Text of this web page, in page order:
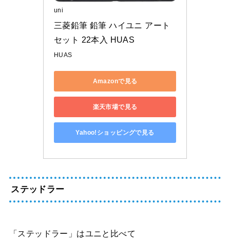
uni
三菱鉛筆 鉛筆 ハイユニ アート
セット 22本入 HUAS
HUAS
Amazonで見る
楽天市場で見る
Yahoo!ショッピングで見る
ステッドラー
「ステッドラー」はユニと比べて